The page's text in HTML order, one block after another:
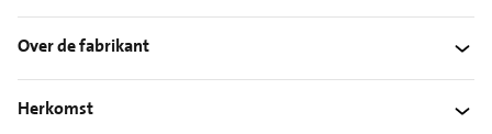
Over de fabrikant
Herkomst